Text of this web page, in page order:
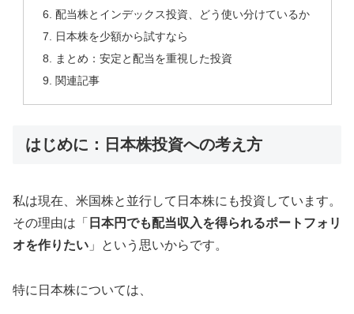
配当株とインデックス投資、どう使い分けているか
日本株を少額から試すなら
まとめ：安定と配当を重視した投資
関連記事
はじめに：日本株投資への考え方
私は現在、米国株と並行して日本株にも投資しています。
その理由は「 日本円でも配当収入を得られるポートフォリ
オを作りたい 」という思いからです。
特に日本株については、